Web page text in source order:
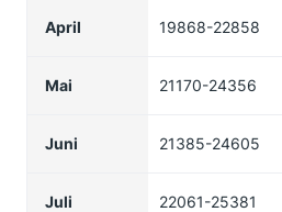
April 19868-22858
Mai 21170-24356
Juni 21385-24605
Juli 22061-25381